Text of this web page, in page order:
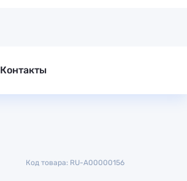
Контакты
Код товара: RU-A00000156